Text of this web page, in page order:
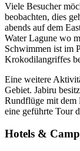
Viele Besucher
beobachten, dies
abends auf dem
Water Lagune wo
Schwimmen ist im
Krokodilangriffes
Eine weitere
Gebiet. Jabiru
Rundflüge mit dem
eine geführte Tour
Hotels &